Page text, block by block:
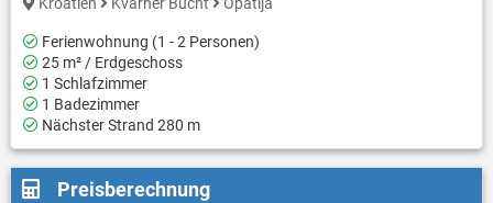
Ferienwohnung (1 - 2 Personen)
25 m² / Erdgeschoss
1 Schlafzimmer
1 Badezimmer
Nächster Strand 280 m
Preisberechnung